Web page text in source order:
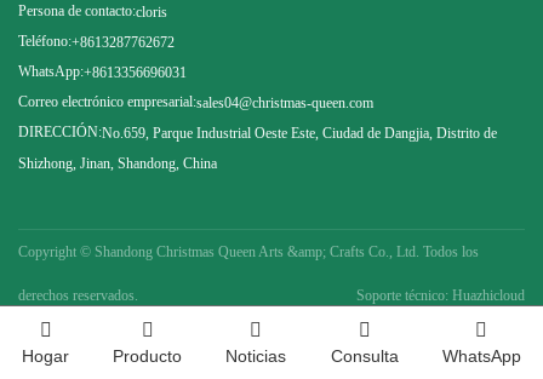
Persona de contacto:cloris
Teléfono:+8613287762672
WhatsApp:+8613356696031
Correo electrónico empresarial:sales04@christmas-queen.com
DIRECCIÓN:No.659, Parque Industrial Oeste Este, Ciudad de Dangjia, Distrito de
Shizhong, Jinan, Shandong, China
Copyright © Shandong Christmas Queen Arts &amp; Crafts Co., Ltd. Todos los
derechos reservados. Soporte técnico: Huazhicloud
Hogar Producto Noticias Consulta WhatsApp